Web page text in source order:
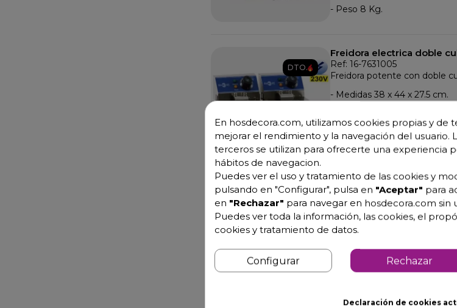
- Peso 8 Kg.
DTO.
Ref: 16-7631005
Freidora potente con doble
- Medidas 38 x 44 x 27.5 cm.
- 2 Cestas 13 x 22 x10 cm.
- Potencia: 2 x 2 KW.230 V (
DTO.
Freidora doble cuba
Ref: 16-7631015
- Dimensiones 59 x 44 x 29 cm.
- Medidas de las cestas
En hosdecora.com, utilizamos cookies propias y de
mejorar el rendimiento y la navegación del usuario.
terceros se utilizan para ofrecerte una experiencia
hábitos de navegacion.
Puedes ver el uso y tratamiento de las cookies y
pulsando en "Configurar", pulsa en "Aceptar" para
en "Rechazar" para navegar en hosdecora.com sin
Puedes ver toda la información, las cookies, el
cookies y tratamiento de datos.
Configurar Rechazar
Declaración de cookies